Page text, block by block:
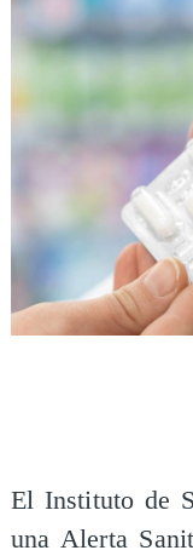
El Instituto de
una Alerta